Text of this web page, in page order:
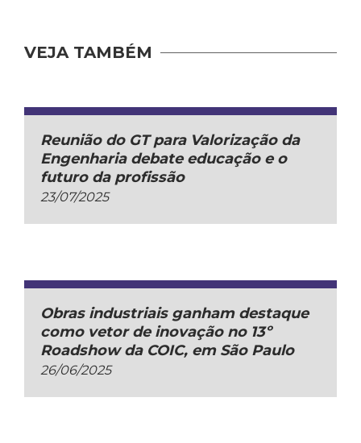
VEJA TAMBÉM
Reunião do GT para Valorização da
Engenharia debate educação e o
futuro da profissão
23/07/2025
Obras industriais ganham destaque
como vetor de inovação no 13º
Roadshow da COIC, em São Paulo
26/06/2025